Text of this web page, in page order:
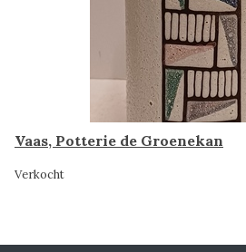
Vaas, Potterie de Groenekan
Verkocht